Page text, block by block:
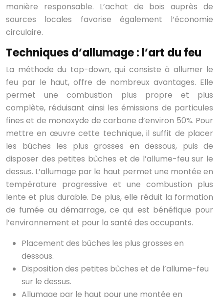
manière responsable. L’achat de bois auprès de
sources locales favorise également l’économie
circulaire.
Techniques d’allumage : l’art du feu
La méthode du top-down, qui consiste à allumer le
feu par le haut, offre de nombreux avantages. Elle
permet une combustion plus propre et plus
complète, réduisant ainsi les émissions de particules
fines et de monoxyde de carbone d’environ 50%. Pour
mettre en œuvre cette technique, il suffit de placer
les bûches les plus grosses en dessous, puis de
disposer des petites bûches et de l’allume-feu sur le
dessus. L’allumage par le haut permet une montée en
température progressive et une combustion plus
lente et plus durable. De plus, elle réduit la formation
de fumée au démarrage, ce qui est bénéfique pour
l’environnement et pour la santé des occupants.
Placement des bûches les plus grosses en
dessous.
Disposition des petites bûches et de l’allume-feu
sur le dessus.
Allumage par le haut pour une montée en